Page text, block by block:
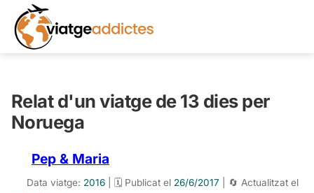
Relat d'un viatge de 13 dies per
Noruega
Pep & Maria
Data viatge: 2016 | 🗓️ Publicat el 26/6/2017 | 🔄 Actualitzat el